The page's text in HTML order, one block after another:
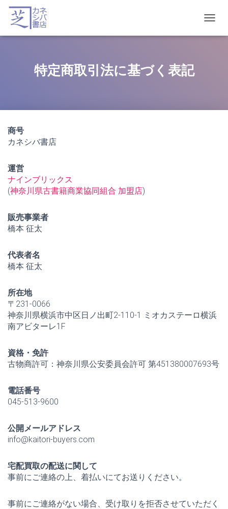
O
特定商取引法に基づく表記
商号
カネシバ書店
運営
ナインブリックス
(神奈川県古書籍商業協同組合 加盟店)
販売事業者
橋本 征太
代表者名
橋本 征太
所在地
〒231-0066
神奈川県横浜市中区日ノ出町2-110-1 ミオカステーロ横浜
南アビターレ1F
資格・免許
古物商許可：神奈川県公安委員会許可 第451380007693号
電話番号
045-513-9600
公開メールアドレス
info@kaitori-buyers.com
宅配買取の配送に関して
事前にご連絡の上、着払いにてお送りください。
事前にご連絡がない場合、受け取りを拒否させていただく